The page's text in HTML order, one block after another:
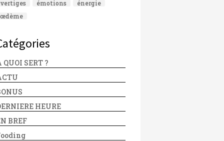
vertiges émotions
énergie
œdème
QUOI SERT ?
HEURE
BREF